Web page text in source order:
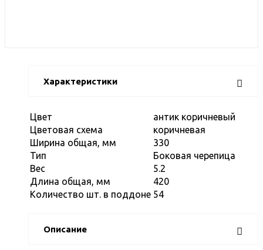
Характеристики
Цвет
антик коричневый
Цветовая схема
коричневая
Ширина общая, мм
330
Тип
Боковая черепица
Вес
5.2
Длина общая, мм
420
Количество шт. в поддоне 54
Описание